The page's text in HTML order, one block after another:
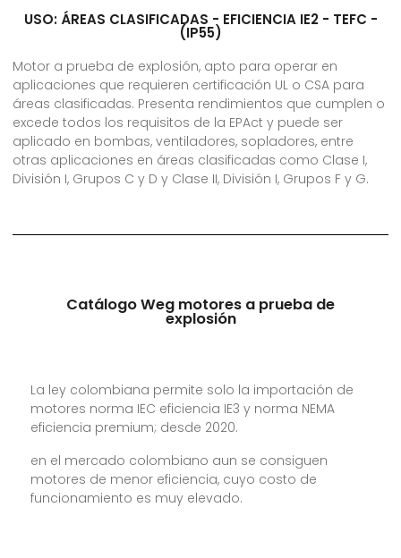
USO: ÁREAS CLASIFICADAS - EFICIENCIA IE2 - TEFC -
(IP55)
Motor a prueba de explosión, apto para operar en
aplicaciones que requieren certificación UL o CSA para
áreas clasificadas. Presenta rendimientos que cumplen o
excede todos los requisitos de la EPAct y puede ser
aplicado en bombas, ventiladores, sopladores, entre
otras aplicaciones en áreas clasificadas como Clase I,
División I, Grupos C y D y Clase II, División I, Grupos F y G.
Catálogo Weg motores a prueba de
explosión
La ley colombiana permite solo la importación de
motores norma IEC eficiencia IE3 y norma NEMA
eficiencia premium; desde 2020.
en el mercado colombiano aun se consiguen
motores de menor eficiencia, cuyo costo de
funcionamiento es muy elevado.